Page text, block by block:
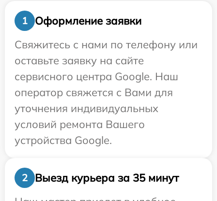
1
Оформление заявки
Свяжитесь с нами по телефону или
оставьте заявку на сайте
сервисного центра Google. Наш
оператор свяжется с Вами для
уточнения индивидуальных
условий ремонта Вашего
устройства Google.
2
Выезд курьера за 35 минут